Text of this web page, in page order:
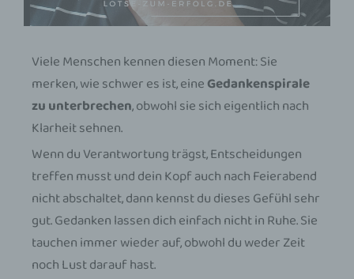
Viele Menschen kennen diesen Moment: Sie
merken, wie schwer es ist, eineGedankenspirale
zu unterbrechen, obwohl sie sich eigentlich nach
Klarheit sehnen.
Wenn du Verantwortung trägst, Entscheidungen
treffen musst und dein Kopf auch nach Feierabend
nicht abschaltet, dann kennst du dieses Gefühl sehr
gut. Gedanken lassen dich einfach nicht in Ruhe. Sie
tauchen immer wieder auf, obwohl du weder Zeit
noch Lust darauf hast.